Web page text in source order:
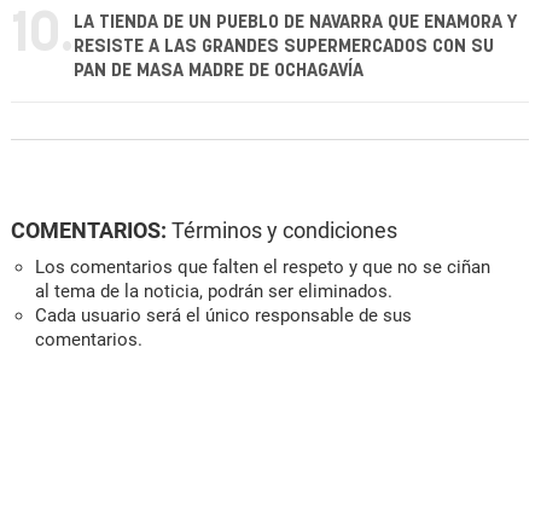
10. LA TIENDA DE UN PUEBLO DE NAVARRA QUE ENAMORA Y
RESISTE A LAS GRANDES SUPERMERCADOS CON SU
PAN DE MASA MADRE DE OCHAGAVÍA
COMENTARIOS: Términos y condiciones
Los comentarios que falten el respeto y que no se ciñan
al tema de la noticia, podrán ser eliminados.
Cada usuario será el único responsable de sus
comentarios.